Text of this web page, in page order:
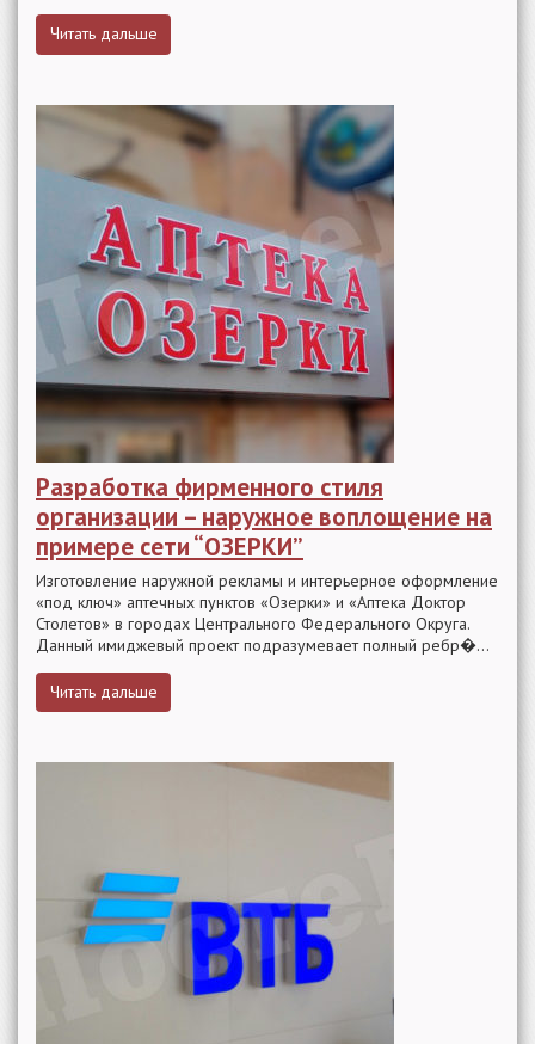
Читать дальше
Разработка фирменного стиля
организации – наружное воплощение на
примере сети “ОЗЕРКИ”
Изготовление наружной рекламы и интерьерное оформление
«под ключ» аптечных пунктов «Озерки» и «Аптека Доктор
Столетов» в городах Центрального Федерального Округа.
Данный имиджевый проект подразумевает полный ребр�...
Читать дальше